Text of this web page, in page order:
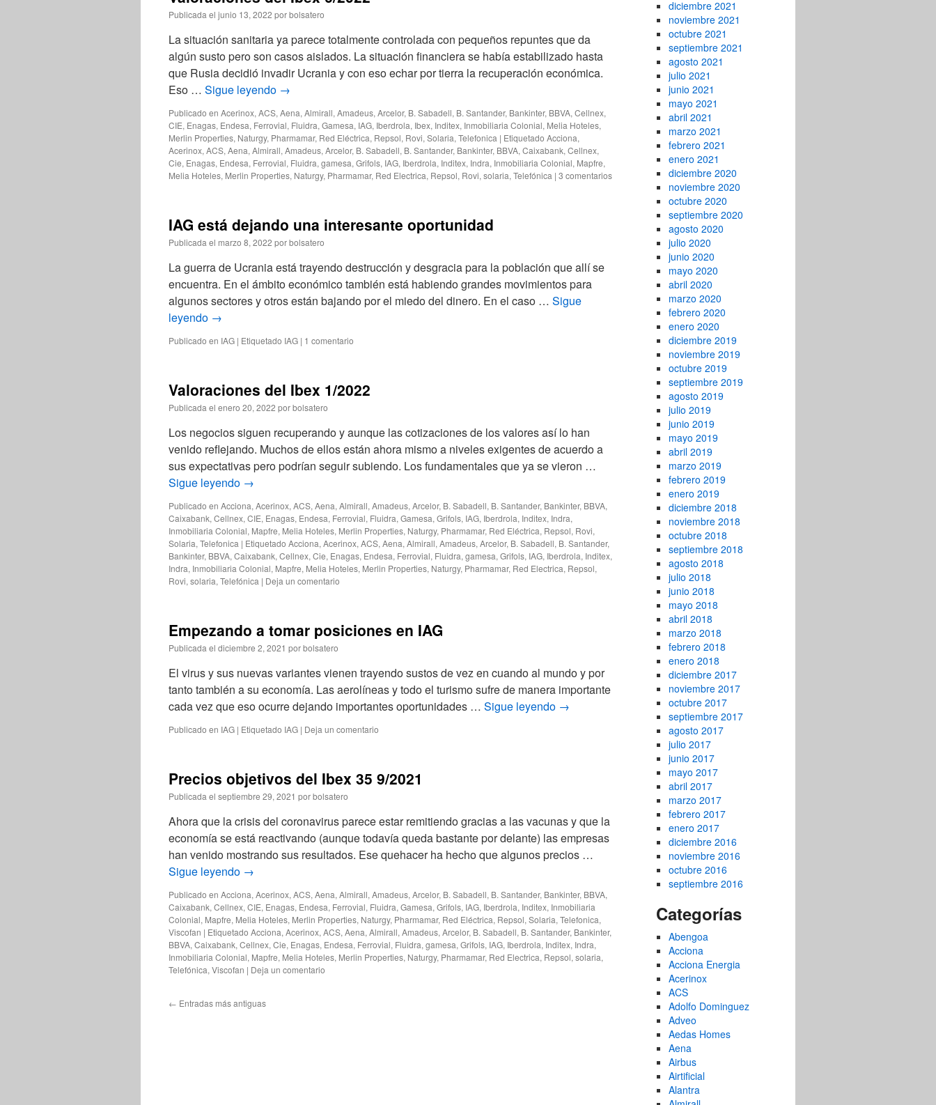
Publicada el junio 13, 2022 porbolsatero
La situación sanitaria ya parece totalmente controlada con pequeños repuntes que da
algún susto pero son casos aislados. La situación financiera se había estabilizado hasta
que Rusia decidió invadir Ucrania y con eso echar por tierra la recuperación económica.
Eso … Sigue leyendo →
Publicado en Acerinox, ACS, Aena, Almirall, Amadeus, Arcelor, B. Sabadell, B. Santander, Bankinter, BBVA, Cellnex,
CIE, Enagas, Endesa, Ferrovial, Fluidra, Gamesa, IAG, Iberdrola, Ibex, Inditex, Inmobiliaria Colonial, Melia Hoteles,
Merlin Properties, Naturgy, Pharmamar, Red Eléctrica, Repsol, Rovi, Solaria, Telefonica | Etiquetado Acciona,
Acerinox, ACS, Aena, Almirall, Amadeus, Arcelor, B. Sabadell, B. Santander, Bankinter, BBVA, Caixabank, Cellnex,
Cie, Enagas, Endesa, Ferrovial, Fluidra, gamesa, Grifols, IAG, Iberdrola, Inditex, Indra, Inmobiliaria Colonial, Mapfre,
Melia Hoteles, Merlin Properties, Naturgy, Pharmamar, Red Electrica, Repsol, Rovi, solaria, Telefónica | 3 comentarios
IAG está dejando una interesante oportunidad
Publicada el marzo 8, 2022 porbolsatero
La guerra de Ucrania está trayendo destrucción y desgracia para la población que allí se
encuentra. En el ámbito económico también está habiendo grandes movimientos para
algunos sectores y otros están bajando por el miedo del dinero. En el caso … Sigue
leyendo →
Publicado en IAG | Etiquetado IAG | 1 comentario
Valoraciones del Ibex 1/2022
Publicada el enero 20, 2022 porbolsatero
Los negocios siguen recuperando y aunque las cotizaciones de los valores así lo han
venido reflejando. Muchos de ellos están ahora mismo a niveles exigentes de acuerdo a
sus expectativas pero podrían seguir subiendo. Los fundamentales que ya se vieron …
Sigue leyendo →
Publicado en Acciona, Acerinox, ACS, Aena, Almirall, Amadeus, Arcelor, B. Sabadell, B. Santander, Bankinter, BBVA,
Caixabank, Cellnex, CIE, Enagas, Endesa, Ferrovial, Fluidra, Gamesa, Grifols, IAG, Iberdrola, Inditex, Indra,
Inmobiliaria Colonial, Mapfre, Melia Hoteles, Merlin Properties, Naturgy, Pharmamar, Red Eléctrica, Repsol, Rovi,
Solaria, Telefonica | Etiquetado Acciona, Acerinox, ACS, Aena, Almirall, Amadeus, Arcelor, B. Sabadell, B. Santander,
Bankinter, BBVA, Caixabank, Cellnex, Cie, Enagas, Endesa, Ferrovial, Fluidra, gamesa, Grifols, IAG, Iberdrola, Inditex,
Indra, Inmobiliaria Colonial, Mapfre, Melia Hoteles, Merlin Properties, Naturgy, Pharmamar, Red Electrica, Repsol,
Rovi, solaria, Telefónica | Deja un comentario
Empezando a tomar posiciones en IAG
Publicada el diciembre 2, 2021 porbolsatero
El virus y sus nuevas variantes vienen trayendo sustos de vez en cuando al mundo y por
tanto también a su economía. Las aerolíneas y todo el turismo sufre de manera importante
cada vez que eso ocurre dejando importantes oportunidades … Sigue leyendo →
Publicado en IAG | Etiquetado IAG | Deja un comentario
Precios objetivos del Ibex 35 9/2021
Publicada el septiembre 29, 2021 porbolsatero
Ahora que la crisis del coronavirus parece estar remitiendo gracias a las vacunas y que la
economía se está reactivando (aunque todavía queda bastante por delante) las empresas
han venido mostrando sus resultados. Ese quehacer ha hecho que algunos precios …
Sigue leyendo →
Publicado en Acciona, Acerinox, ACS, Aena, Almirall, Amadeus, Arcelor, B. Sabadell, B. Santander, Bankinter, BBVA,
Caixabank, Cellnex, CIE, Enagas, Endesa, Ferrovial, Fluidra, Gamesa, Grifols, IAG, Iberdrola, Inditex, Inmobiliaria
Colonial, Mapfre, Melia Hoteles, Merlin Properties, Naturgy, Pharmamar, Red Eléctrica, Repsol, Solaria, Telefonica,
Viscofan | Etiquetado Acciona, Acerinox, ACS, Aena, Almirall, Amadeus, Arcelor, B. Sabadell, B. Santander, Bankinter,
BBVA, Caixabank, Cellnex, Cie, Enagas, Endesa, Ferrovial, Fluidra, gamesa, Grifols, IAG, Iberdrola, Inditex, Indra,
Inmobiliaria Colonial, Mapfre, Melia Hoteles, Merlin Properties, Naturgy, Pharmamar, Red Electrica, Repsol, solaria,
Telefónica, Viscofan | Deja un comentario
← Entradas más antiguas
diciembre 2021
noviembre 2021
octubre 2021
septiembre 2021
agosto 2021
julio 2021
junio 2021
mayo 2021
abril 2021
marzo 2021
febrero 2021
enero 2021
diciembre 2020
noviembre 2020
octubre 2020
septiembre 2020
agosto 2020
julio 2020
junio 2020
mayo 2020
abril 2020
marzo 2020
febrero 2020
enero 2020
diciembre 2019
noviembre 2019
octubre 2019
septiembre 2019
agosto 2019
julio 2019
junio 2019
mayo 2019
abril 2019
marzo 2019
febrero 2019
enero 2019
diciembre 2018
noviembre 2018
octubre 2018
septiembre 2018
agosto 2018
julio 2018
junio 2018
mayo 2018
abril 2018
marzo 2018
febrero 2018
enero 2018
diciembre 2017
noviembre 2017
octubre 2017
septiembre 2017
agosto 2017
julio 2017
junio 2017
mayo 2017
abril 2017
marzo 2017
febrero 2017
enero 2017
diciembre 2016
noviembre 2016
octubre 2016
septiembre 2016
Categorías
Abengoa
Acciona
Acciona Energia
Acerinox
ACS
Adolfo Dominguez
Adveo
Aedas Homes
Aena
Airbus
Airtificial
Alantra